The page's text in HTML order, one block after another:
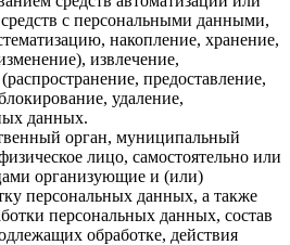
средств с персональными данными,
накопление, хранение,
извлечение,
предоставление,
удаление,
данных.
орган, муниципальный
лицо, самостоятельно или
организующие и (или)
персональных данных, а также
персональных данных, состав
обработке, действия